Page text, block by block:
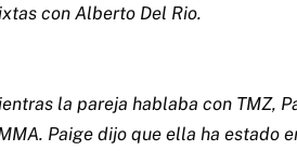
con Alberto Del Rio.
la pareja hablaba con TMZ,
Paige dijo que ella ha estado